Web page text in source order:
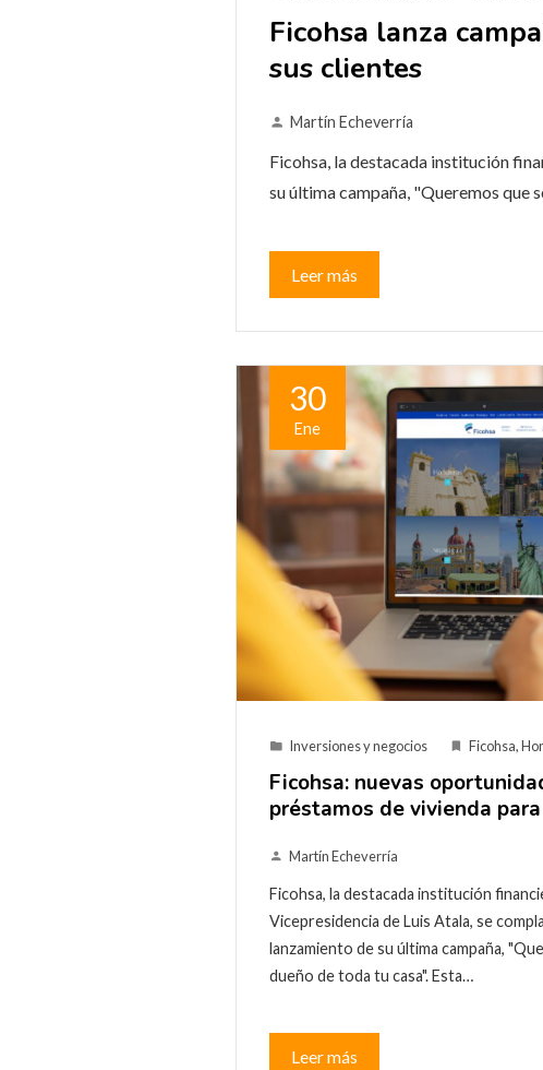
Ficohsa lanza
sus clientes
Martín Echeverría
Ficohsa, la destacada institución
su última campaña, "Queremos que
Leer más
30
Ene
Inversiones y negocios Ficohsa,
Ficohsa: nuevas
préstamos de vivienda
Martín Echeverría
Ficohsa, la destacada institución
Vicepresidencia de Luis Atala, se
lanzamiento de su última campaña,
dueño de toda tu casa". Esta…
Leer más